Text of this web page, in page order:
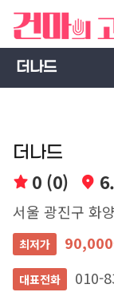
더나드
더나드
0 (0)
서울 광진구 화
최저가
대표전화 010-